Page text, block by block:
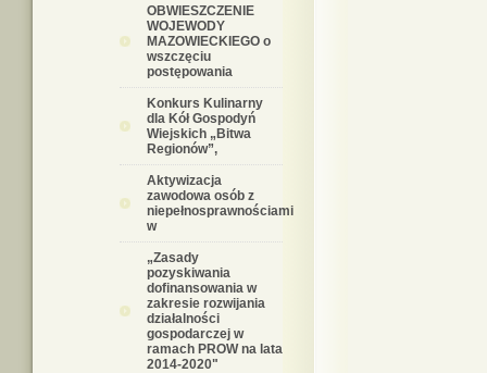
OBWIESZCZENIE
WOJEWODY
MAZOWIECKIEGO o
wszczęciu
postępowania
Konkurs Kulinarny
dla Kół Gospodyń
Wiejskich „Bitwa
Regionów”,
Aktywizacja
zawodowa osób z
niepełnosprawnościami
w
„Zasady
pozyskiwania
dofinansowania w
zakresie rozwijania
działalności
gospodarczej w
ramach PROW na lata
2014-2020"